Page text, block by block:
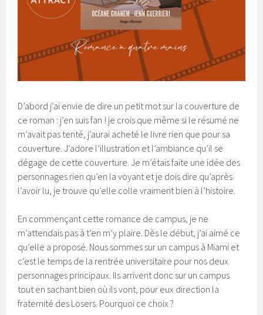
D’abord j’ai envie de dire un petit mot sur la couverture de
ce roman : j’en suis fan ! je crois que même si le résumé ne
m’avait pas tenté, j’aurai acheté le livre rien que pour sa
couverture. J’adore l’illustration et l’ambiance qu’il se
dégage de cette couverture. Je m’étais faite une idée des
personnages rien qu’en la voyant et je dois dire qu’après
l’avoir lu, je trouve qu’elle colle vraiment bien à l’histoire.
En commençant cette romance de campus, je ne
m’attendais pas à t’en m’y plaire. Dès le début, j’ai aimé ce
qu’elle a proposé. Nous sommes sur un campus à Miami et
c’est le temps de la rentrée universitaire pour nos deux
personnages principaux. Ils arrivent donc sur un campus
tout en sachant bien où ils vont, pour eux direction la
fraternité des Losers. Pourquoi ce choix ?